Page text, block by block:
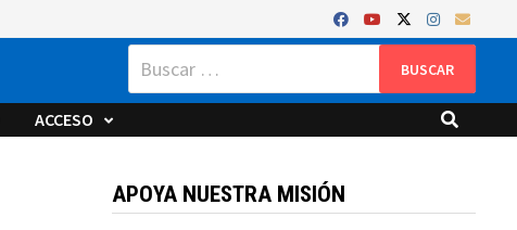
Buscar:
ACCESO
APOYA NUESTRA MISIÓN